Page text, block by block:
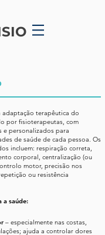
adaptação terapêutica do
por fisioterapeutas, com
e personalizados para
de saúde de cada pessoa. Os
incluem: respiração correta,
corporal, centralização (ou
motor, precisão nos
ou resistência
a saúde:
– especialmente nas costas,
ajuda a controlar dores